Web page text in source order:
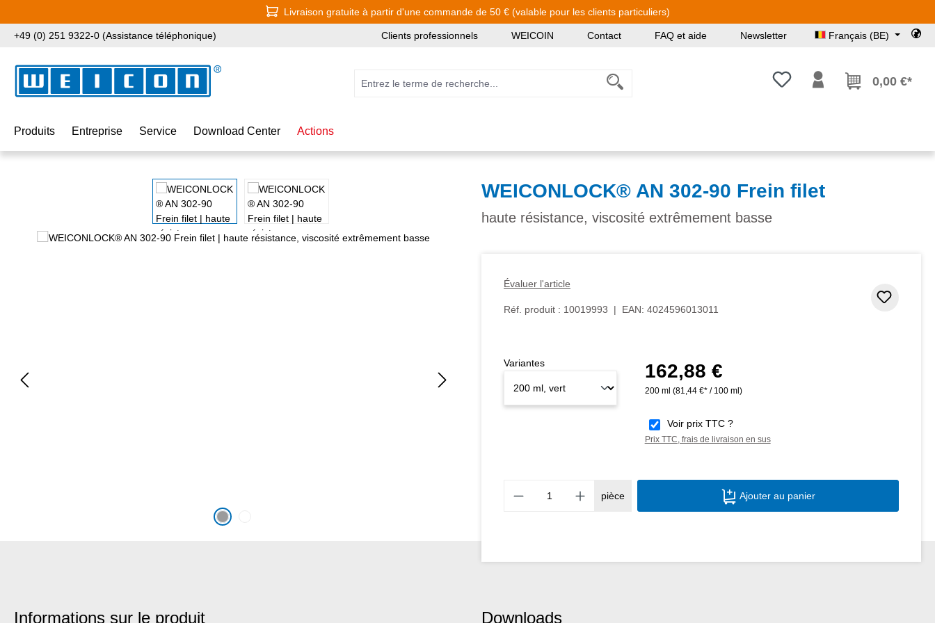
Livraison gratuite à partir d'une commande de 50 € (valable pour les clients particuliers)
+49 (0) 251 9322-0 (Assistance téléphonique) Clients professionnels WEICOIN Contact FAQ et aide Newsletter Français (BE)
Vous avez 0 articles dans votre
0,00 €*
Produits Entreprise Service Download Center Actions
WEICONLOCK® AN 302-90 Frein filet
haute résistance, viscosité extrêmement basse
Évaluer l'article
Réf. produit : 10019993 | EAN: 4024596013011
Prix régulier :
162,88 €
200 ml (81,44 €* / 100 ml)
Voir prix TTC ?
Prix TTC, frais de livraison en sus
Variantes
Quantité de produit : Entrez la quantité
pièce Ajouter au panier
Informations sur le produit Downloads